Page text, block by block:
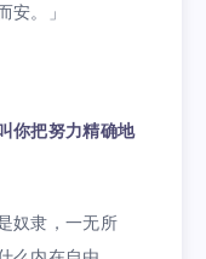
安。」
你把努力精确地
奴隶，一无所